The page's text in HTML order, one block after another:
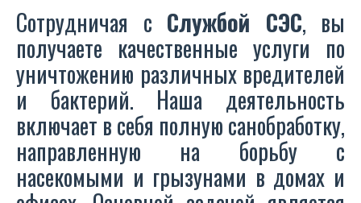
Сотрудничая с Службой СЭС, вы
получаете качественные услуги по
уничтожению различных вредителей
и бактерий. Наша деятельность
включает в себя полную санобработку,
направленную на борьбу с
насекомыми и грызунами в домах и